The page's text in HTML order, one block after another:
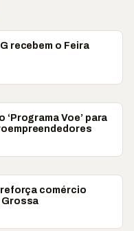
recebem o Feira
Voe’ para
reforça comércio
Grossa